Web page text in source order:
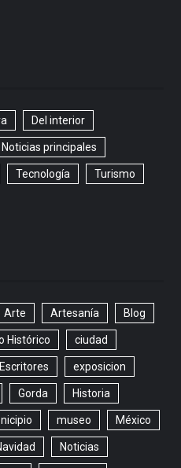
Del interior
Noticias principales
Tecnología Turismo
Arte Artesanía Blog
Histórico ciudad
Escritores exposicion
Gorda Historia
museo México
Noticias